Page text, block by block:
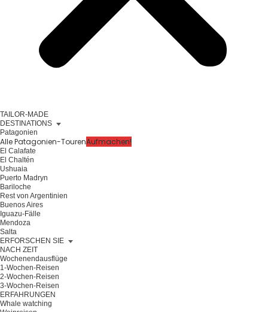
TAILOR-MADE
DESTINATIONS
Patagonien
Alle Patagonien-TourenAufmachen!
El Calafate
El Chaltén
Ushuaia
Puerto Madryn
Bariloche
Rest von Argentinien
Buenos Aires
Iguazu-Fälle
Mendoza
Salta
ERFORSCHEN SIE
NACH ZEIT
Wochenendausflüge
1-Wochen-Reisen
2-Wochen-Reisen
3-Wochen-Reisen
ERFAHRUNGEN
Whale watching